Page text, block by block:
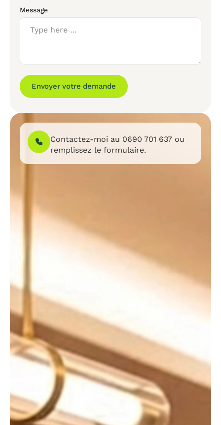
Message
Envoyer votre demande
Contactez-moi au 0690 701 637 ou
remplissez le formulaire.